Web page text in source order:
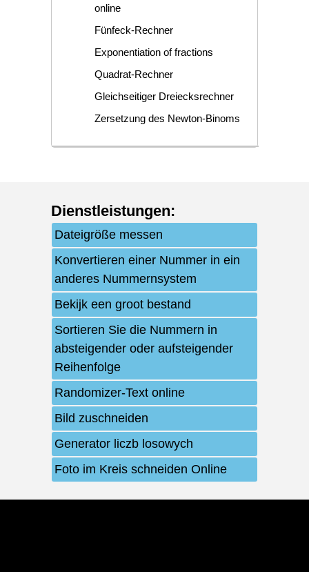
online
Fünfeck-Rechner
Exponentiation of fractions
Quadrat-Rechner
Gleichseitiger Dreiecksrechner
Zersetzung des Newton-Binoms
Dienstleistungen:
Dateigröße messen
Konvertieren einer Nummer in ein
anderes Nummernsystem
Bekijk een groot bestand
Sortieren Sie die Nummern in
absteigender oder aufsteigender
Reihenfolge
Randomizer-Text online
Bild zuschneiden
Generator liczb losowych
Foto im Kreis schneiden Online